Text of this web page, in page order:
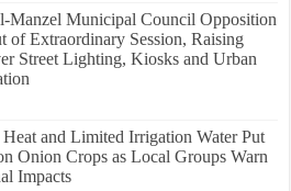
Manzel Municipal Council Opposition
of Extraordinary Session, Raising
Street Lighting, Kiosks and Urban
and Limited Irrigation Water Put
Onion Crops as Local Groups Warn
Impacts